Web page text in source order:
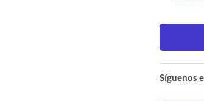
Síguenos